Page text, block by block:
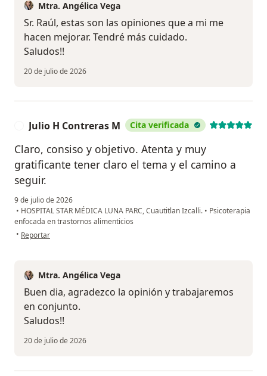
Mtra. Angélica Vega
Sr. Raúl, estas son las opiniones que a mi me
hacen mejorar. Tendré más cuidado.
Saludos!!
20 de julio de 2026
Julio H Contreras M Cita verificada
Claro, consiso y objetivo. Atenta y muy
gratificante tener claro el tema y el camino a
seguir.
9 de julio de 2026
• HOSPITAL STAR MÉDICA LUNA PARC, Cuautitlan Izcalli. • Psicoterapia
enfocada en trastornos alimenticios
• en opinión del usuario Julio H Contreras M
Reportar
Mtra. Angélica Vega
Buen dia, agradezco la opinión y trabajaremos
en conjunto.
Saludos!!
20 de julio de 2026